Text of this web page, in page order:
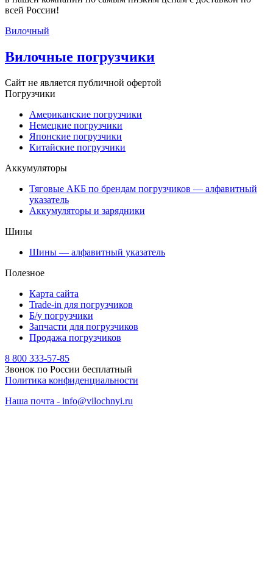
всей России!
Вилочный
Вилочные погрузчики
Сайт не является публичной офертой
Погрузчики
Американские погрузчики
Немецкие погрузчики
Японские погрузчики
Китайские погрузчики
Аккумуляторы
Тяговые АКБ по брендам погрузчиков — алфавитный
указатель
Аккумуляторы и зарядники
Шины
Шины — алфавитный указатель
Полезное
Карта сайта
Trade-in для погрузчиков
Б/у погрузчики
Запчасти для погрузчиков
Продажа погрузчиков
8 800 333-57-85
Звонок по России бесплатный
Политика конфиденциальности
Наша почта - info@vilochnyi.ru